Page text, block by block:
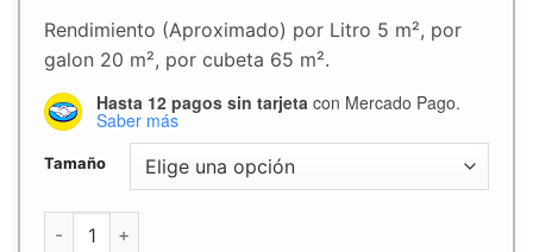
de
precios:
desde
Rendimiento (Aproximado) por Litro 5 m², por
galon 20 m², por cubeta 65 m².
Hasta 12 pagos sin tarjeta con Mercado Pago.
Saber más
Tamaño
Pegamento para Piso Vinilico y Alfombra Capitol MP340